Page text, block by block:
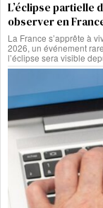
L’éclipse partielle
observer en
La France s’apprête à
2026, un événement
l’éclipse sera visible